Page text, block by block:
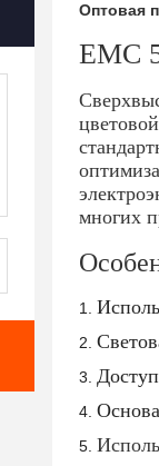
Оптовая
EMC
многих